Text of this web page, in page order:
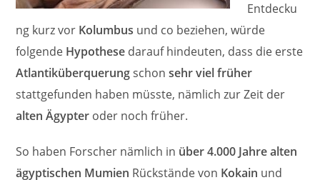
Entdecku
ng kurz vor Kolumbus und co beziehen, würde
folgende Hypothese darauf hindeuten, dass die erste
Atlantiküberquerungschonsehr viel früher
stattgefunden haben müsste, nämlich zur Zeit der
alten Ägypter oder noch früher.
So haben Forscher nämlich in über 4.000 Jahre alten
ägyptischen Mumien Rückstände von Kokain und